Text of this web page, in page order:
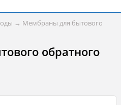
→ Мембраны для бытового
обратного